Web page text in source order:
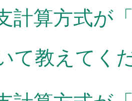
計算方式が
て教えてく